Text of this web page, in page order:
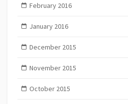
February 2016
January 2016
December 2015
November 2015
October 2015